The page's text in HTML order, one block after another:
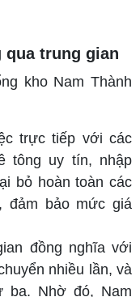
qua trung gian
kho Nam Thành
trực tiếp với các
tông uy tín, nhập
bỏ hoàn toàn các
đảm bảo mức giá
đồng nghĩa với
nhiều lần, và
ba. Nhờ đó, Nam